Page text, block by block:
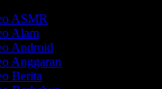
ASMR
Alam
Android
Anggaran
Berita